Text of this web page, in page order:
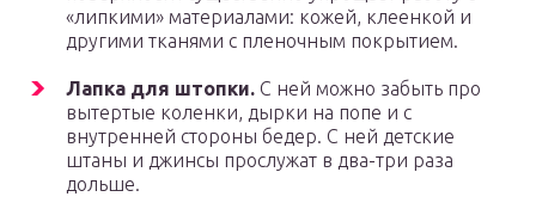
«липкими» материалами: кожей, клеенкой и
другими тканями с пленочным покрытием.
Лапка для штопки. С ней можно забыть про
вытертые коленки, дырки на попе и с
внутренней стороны бедер. С ней детские
штаны и джинсы прослужат в два-три раза
дольше.